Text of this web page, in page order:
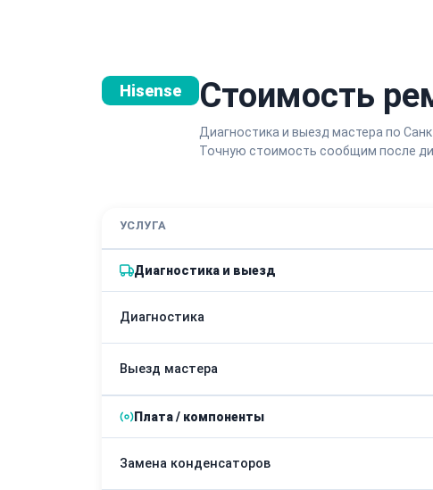
Hisense Стоимость
Диагностика и выезд мастера по
Точную стоимость сообщим после
УСЛУГА
Диагностика и выезд
Диагностика
Выезд мастера
Плата / компоненты
Замена конденсаторов